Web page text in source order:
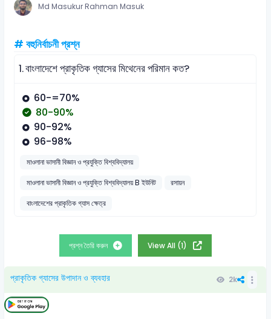
Md Masukur Rahman Masuk
# বহুনির্বাচনী প্রশ্ন
1.বাংলাদেশে প্রাকৃতিক গ্যাসের মিথেনের পরিমান কত?
60-=70%
80-90%
90-92%
96-98%
মাওলানা ভাসানী বিজ্ঞান ও প্রযুক্তি বিশ্ববিদ্যালয়
মাওলানা ভাসানী বিজ্ঞান ও প্রযুক্তি বিশ্ববিদ্যালয় B ইউনিট
রসায়ন
বাংলাদেশের প্রাকৃতিক গ্যাস ক্ষেত্র
প্রশ্ন তৈরি করুন View All (1)
প্রাকৃতিক গ্যাসের উপাদান ও ব্যবহার 2k